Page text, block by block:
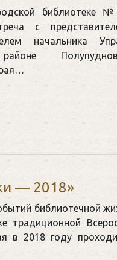
библиотеке
с
начальника
районе
— 2018»
библиотечной
традиционной
в 2018 году
футбольном поле,
соперничают лицом
Кто из них
выход из
щепетильной в